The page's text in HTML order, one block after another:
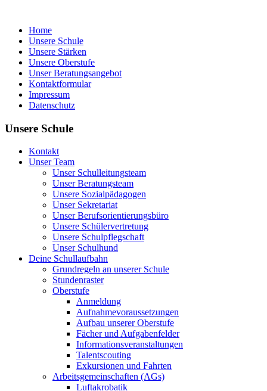
Home
Unsere Schule
Unsere Stärken
Unsere Oberstufe
Unser Beratungsangebot
Kontaktformular
Impressum
Datenschutz
Unsere Schule
Kontakt
Unser Team
Unser Schulleitungsteam
Unser Beratungsteam
Unsere Sozialpädagogen
Unser Sekretariat
Unser Berufsorientierungsbüro
Unsere Schülervertretung
Unsere Schulpflegschaft
Unser Schulhund
Deine Schullaufbahn
Grundregeln an unserer Schule
Stundenraster
Oberstufe
Anmeldung
Aufnahmevoraussetzungen
Aufbau unserer Oberstufe
Fächer und Aufgabenfelder
Informationsveranstaltungen
Talentscouting
Exkursionen und Fahrten
Arbeitsgemeinschaften (AGs)
Luftakrobatik